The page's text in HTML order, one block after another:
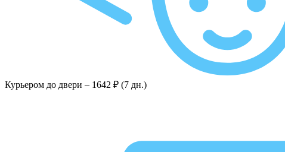
Курьером до двери – 1642 ₽ (7 дн.)